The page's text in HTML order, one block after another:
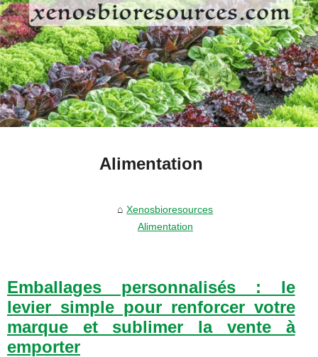
Alimentation
Xenosbioresources
Alimentation
Emballages personnalisés : le
levier simple pour renforcer votre
marque et sublimer la vente à
emporter